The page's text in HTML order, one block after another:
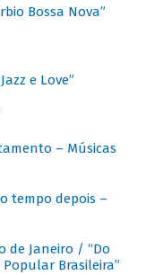
Bossa Nova”
e Love”
– Músicas
tempo depois –
de Janeiro / “Do
Brasileira”